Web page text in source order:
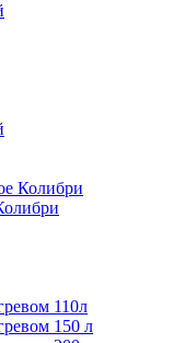
Колибри
110л
150 л